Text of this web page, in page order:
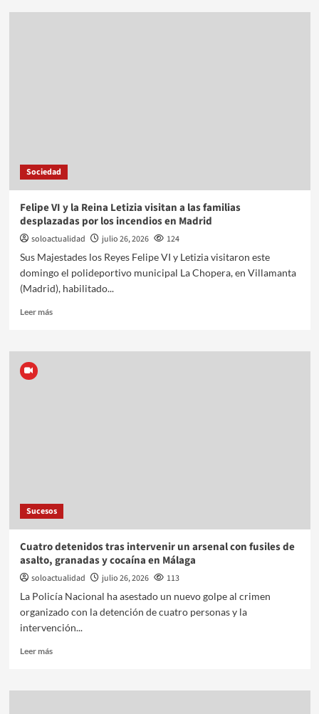
Sociedad
Felipe VI y la Reina Letizia visitan a las familias
desplazadas por los incendios en Madrid
soloactualidad julio 26, 2026
124
Sus Majestades los Reyes Felipe VI y Letizia visitaron este
domingo el polideportivo municipal La Chopera, en Villamanta
(Madrid), habilitado...
Leer más
Sucesos
Cuatro detenidos tras intervenir un arsenal con fusiles de
asalto, granadas y cocaína en Málaga
soloactualidad julio 26, 2026
113
La Policía Nacional ha asestado un nuevo golpe al crimen
organizado con la detención de cuatro personas y la
intervención...
Leer más